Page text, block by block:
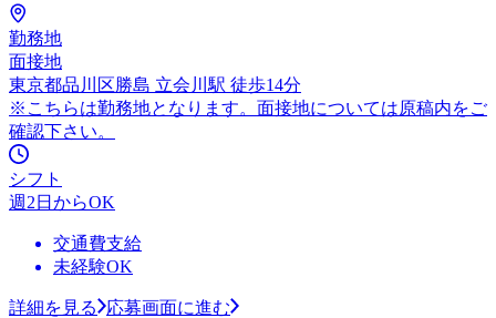
勤務地
面接地
東京都品川区勝島 立会川駅 徒歩14分
※こちらは勤務地となります。面接地については原稿内をご
確認下さい。
シフト
週2日からOK
交通費支給
未経験OK
詳細を見る 応募画面に進む